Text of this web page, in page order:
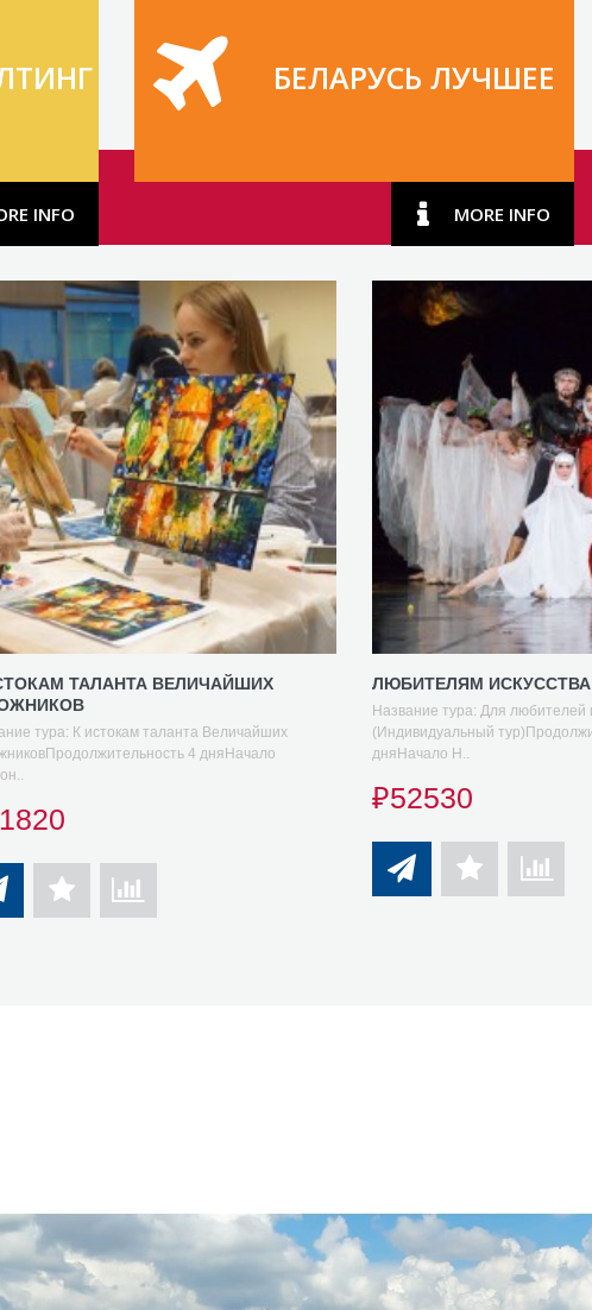
INFO
БЕЛАРУСЬ ЛУЧШЕЕ
MORE INFO
ТАЛАНТА ВЕЛИЧАЙШИХ
тура: К истокам таланта Величайших
4 дняНачало
ЛЮБИТЕЛЯМ ИСКУССТВА
Название тура: Для любителей
(Индивидуальный
дняНачало Н..
₽52530